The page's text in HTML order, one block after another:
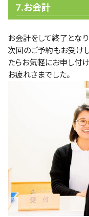
7.お会計
お会計をして終了となり
次回のご予約もお受け
たらお気軽にお申し付け
お疲れさまでした。